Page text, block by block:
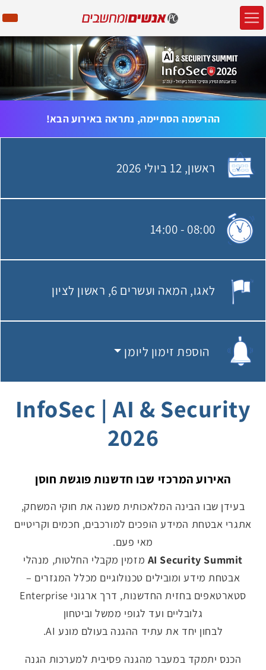
ההרשמה הסתיימה, נתראה באירוע הבא!
האירוע יתקיים בתאריך
ראשון, 12 ביולי
שעת התחלת האירוע:
08:00
-
14:00
מקום האירוע:
לאגו המאה ועשרים 6, ראשון לציון
הוספת זימון ליומן
הוספת זימון ליומן
InfoSec | AI & Security
2026
האירוע המרכזי שבו חדשנות פוגשת חוסן
בעידן שבו הבינה המלאכותית משנה את חוקי המשחק,
אתגרי אבטחת המידע הופכים למורכבים, חכמים וקריטיים
מאי פעם.
AI Security Summit מזמין מקבלי החלטות, מנהלי
אבטחת מידע ומובילים טכנולוגיים מכלל המגזרים –
סטארטאפים בחזית החדשנות, דרך ארגוני Enterprise
גלובליים ועד לגופי ממשל וביטחון
לבחון יחד את עתיד ההגנה בעולם מונע AI.
הכנס יתמקד במעבר מהגנה פסיבית למערכות הגנה